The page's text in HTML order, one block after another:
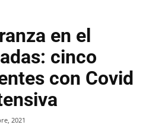
en el
cinco
con Covid
2021